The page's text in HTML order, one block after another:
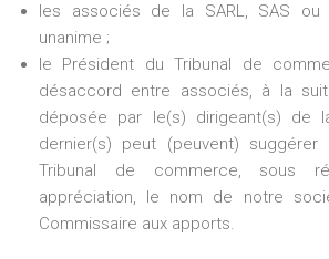
les associés de la SARL, SAS ou
unanime ;
le Président du Tribunal de
désaccord entre associés, à la
déposée par le(s) dirigeant(s) de
dernier(s) peut (peuvent) suggérer
Tribunal de commerce, sous
appréciation, le nom de notre
Commissaire aux apports.